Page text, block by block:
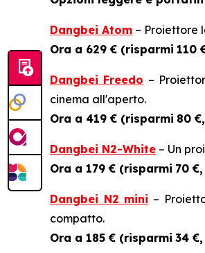
Dangbei Atom – Proiettore
Ora a 629 € (risparmi 110
Dangbei Freedo –
cinema all'aperto.
Ora a 419 € (risparmi 80
Dangbei N2-White – Un
Ora a 179 € (risparmi 70
Dangbei N2 mini –
compatto.
Ora a 185 € (risparmi 34